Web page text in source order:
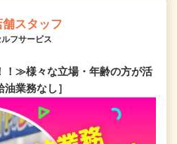
スタッフ
フサービス
≫様々な立場・年齢の方が活
業務なし］